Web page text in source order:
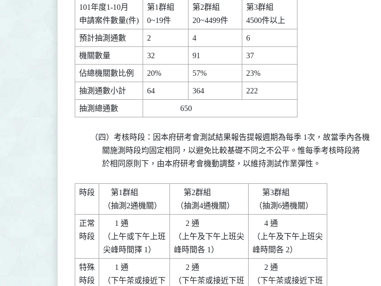
101年度1-10月
第1群組
第2群組
第3群組
        （四）考核時段：因本府研考會測試結果報告提報週期為每季 1次，故當季內各機
              關施測時段均固定相同，以避免比較基礎不同之不公平。惟每季考核時段將
              於相同原則下，由本府研考會機動調整，以維持測試作業彈性。
時段
正常
時段
（上午或下午上班
（上午及下午上班尖
（上午及下午上班尖
特殊
時段
（下午茶或接近下
（下午茶或接近下班
（下午茶或接近下班